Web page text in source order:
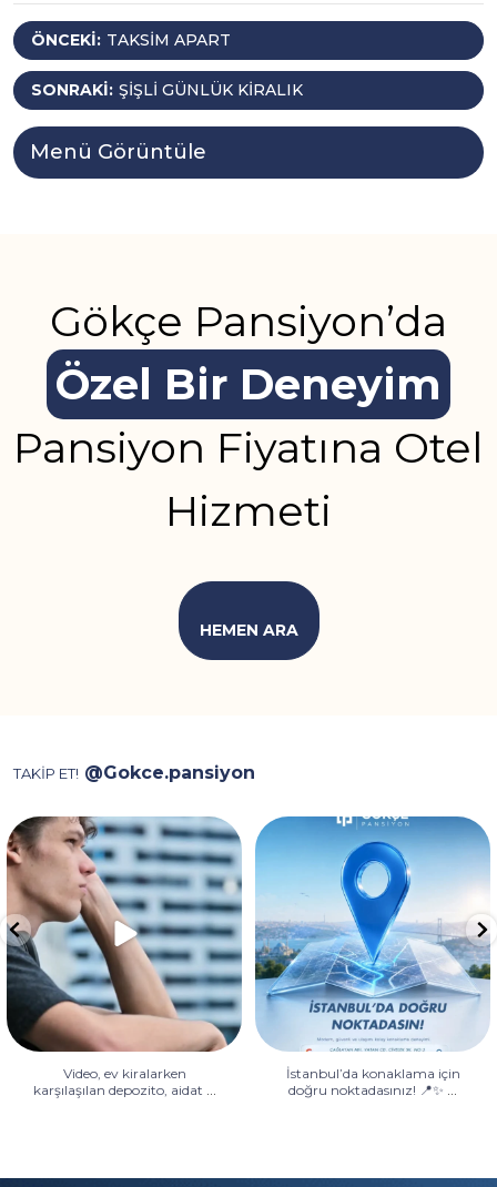
Yazı
gezinmesi
ÖNCEKI: TAKSIM APART
SONRAKI: ŞIŞLI GÜNLÜK KIRALIK
Menü Görüntüle
Gökçe Pansiyon’da
Özel Bir Deneyim
Pansiyon Fiyatına Otel
Hizmeti
HEMEN ARA
TAKİP ET! @Gokce.pansiyon
Video, ev kiralarken karşılaşılan
depozito, aidat...
Video, ev kiralarken
karşılaşılan depozito, aidat
İstanbul’da konaklama için
doğru noktadasınız! 📍✨
İstanbul’da konaklama için
doğru noktadasınız! 📍✨